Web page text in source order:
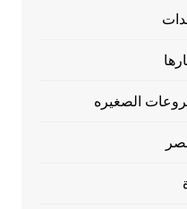
الصغيره